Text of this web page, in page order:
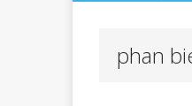
phan